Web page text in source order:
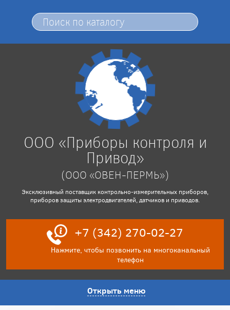
ООО «Приборы контроля и
Привод»
(ООО «ОВЕН-ПЕРМЬ»)
Эксклюзивный поставщик контрольно-измерительных приборов,
приборов защиты электродвигателей, датчиков и приводов.
+7 (342) 270-02-27
Нажмите, чтобы позвонить на многоканальный
телефон
Открыть меню